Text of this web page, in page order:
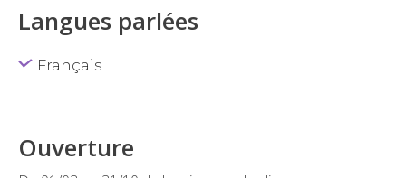
Langues parlées
Français
Ouverture